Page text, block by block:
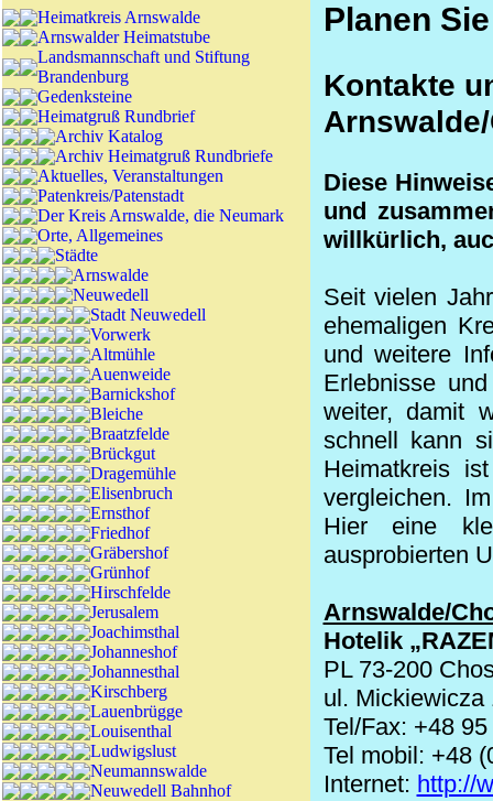
Heimatkreis Arnswalde
Arnswalder Heimatstube
Landsmannschaft und Stiftung
Brandenburg
Gedenksteine
Heimatgruß Rundbrief
Archiv Katalog
Archiv Heimatgruß Rundbriefe
Aktuelles, Veranstaltungen
Patenkreis/Patenstadt
Der Kreis Arnswalde, die Neumark
Orte, Allgemeines
Städte
Arnswalde
Neuwedell
Stadt Neuwedell
Vorwerk
Altmühle
Auenweide
Barnickshof
Bleiche
Braatzfelde
Brückgut
Dragemühle
Elisenbruch
Ernsthof
Friedhof
Gräbershof
Grünhof
Hirschfelde
Jerusalem
Joachimsthal
Johanneshof
Johannesthal
Kirschberg
Lauenbrügge
Louisenthal
Ludwigslust
Neumannswalde
Neuwedell Bahnhof
Planen
Kontakte
Diese
und
willkürlich,
Seit vielen
ehemaligen
und weitere
Erlebnisse
weiter, damit
schnell kann
Heimatkreis
vergleichen.
Hier eine
ausprobierten
Arnswalde/
Hotelik
PL 73-200
ul. Mickiewicza
Tel/Fax: +48
Tel mobil: +48
Internet: http://